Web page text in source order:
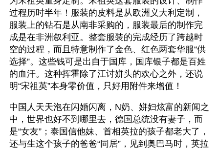
过程历时半年！服装的皮料是从欧洲义大利定制，
服装上的钻石是从南非采购的，服装最后的制作完
成是在非洲叙利亚。整套服装的完成经历了跨越时
空的过程，而且特意制作了金色、红色两套华服“供
选择”。这些钱可是出自于国库，国库银子都是百姓
的血汗。这种挥霍除了江讨姘头的欢心之外，还说
明“宋祖英”本身零价值，只好用附件来增值！
中国人天天泡在闪婚闪离，N奶、姘妇炫富的新闻之
中，世界也好不到哪里去，德国总统没有妻子，而
是“女友”；泰国信他妹、首相英拉的孩子都老大了，
还与生这个孩子的爸爸“同居”，见到奥巴马时，英拉